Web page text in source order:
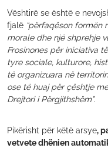
Vështirë se është e
fjalë “përfaqëson formën
morale dhe një shprehje
Frosinones për iniciativa
tyre sociale, kulturore,
të organizuara në
ose të huaj për çështje
Drejtori i Përgjithshëm”.
Pikërisht për këtë arsye,
vetvete dhënien